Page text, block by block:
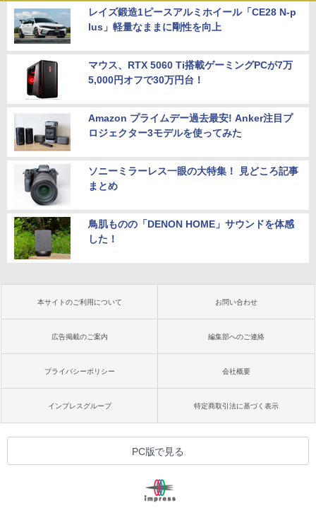
レイズ鍛造1ピースアルミホイール「CE28 N-p
lus」軽量なままに剛性を向上
マウス、RTX 5060 Ti搭載ゲーミングPCが7万
5,000円オフで30万円台！
Amazon プライムデー過去最安! Anker注目プ
ロジェクター3モデルを使ってみた
ソニーミラーレス一眼の大特集！ 見どころ記事
まとめ
鳥肌ものの「DENON HOME」サウンドを体感
した！
本サイトのご利用について お問い合わせ
広告掲載のご案内 編集部へのご連絡
プライバシーポリシー 会社概要
インプレスグループ 特定商取引法に基づく表示
PC版で見る